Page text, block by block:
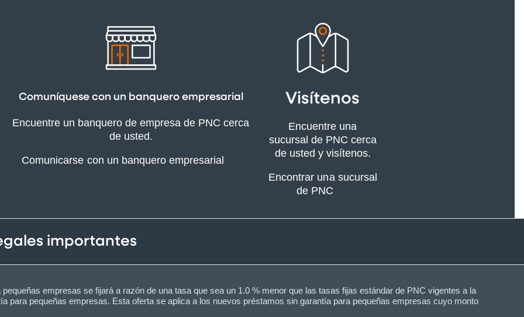
Comuníquese con un banquero empresarial
Encuentre un banquero de empresa de PNC cerca
de usted.
Comunicarse con un banquero empresarial
Visítenos
Encuentre una
sucursal de PNC cerca
de usted y visítenos.
Encontrar una sucursal
de PNC
importantes
empresas se fijará a razón de una tasa que sea un 1.0 % menor que las tasas fijas estándar de PNC vigentes a la
para pequeñas empresas. Esta oferta se aplica a los nuevos préstamos sin garantía para pequeñas empresas cuyo monto